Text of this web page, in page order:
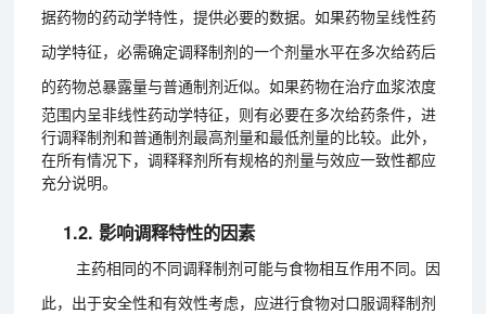
据药物的药动学特性，提供必要的数据。如果药物呈线性药
动学特征，必需确定调释制剂的一个剂量水平在多次给药后
的药物总暴露量与普通制剂近似。如果药物在治疗血浆浓度
范围内呈非线性药动学特征，则有必要在多次给药条件，进
行调释制剂和普通制剂最高剂量和最低剂量的比较。此外，
在所有情况下，调释释剂所有规格的剂量与效应一致性都应
充分说明。
1.2. 影响调释特性的因素
主药相同的不同调释制剂可能与食物相互作用不同。因
此，出于安全性和有效性考虑，应进行食物对口服调释制剂